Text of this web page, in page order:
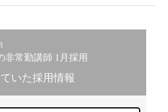
非常勤講師 1月採用
いた採用情報